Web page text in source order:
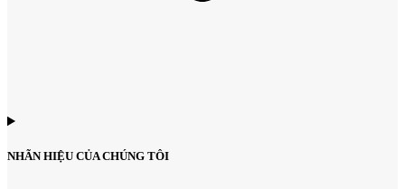
NHÃN HIỆU CỦA CHÚNG TÔI